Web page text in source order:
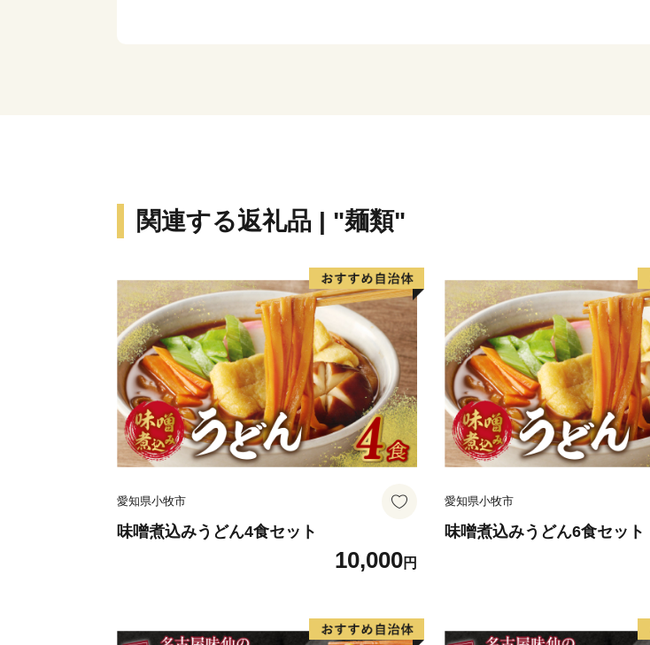
る
関連する返礼品 | "麺類"
愛知県小牧市
味噌煮込みうどん4食セット
10,000円
愛知県小牧市
味噌煮込みうどん6食セット